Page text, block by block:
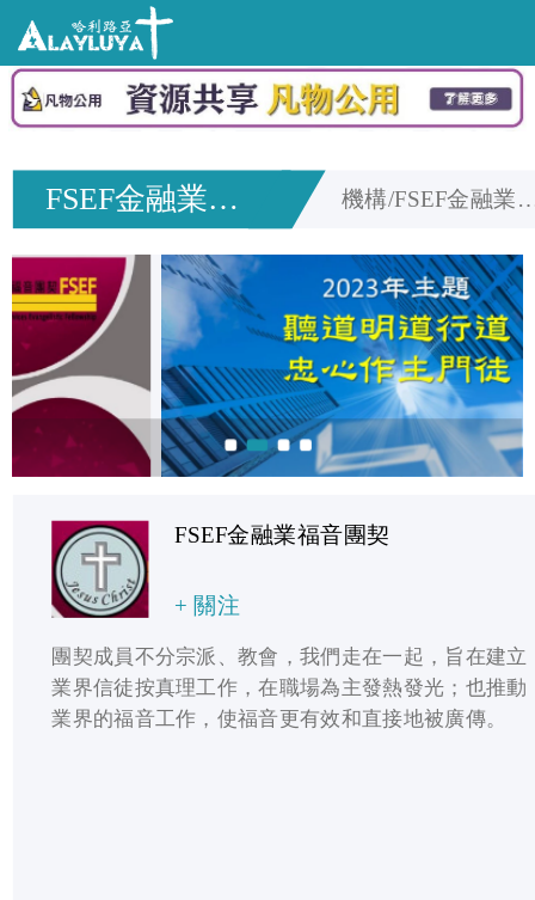
FSEF金融業福音團契 機構/FSEF金
FSEF金融業福音團契
+ 關注
團契成員不分宗派、教會，我們走在一起，旨在建立
業界信徒按真理工作，在職場為主發熱發光；也推動
業界的福音工作，使福音更有效和直接地被廣傳。